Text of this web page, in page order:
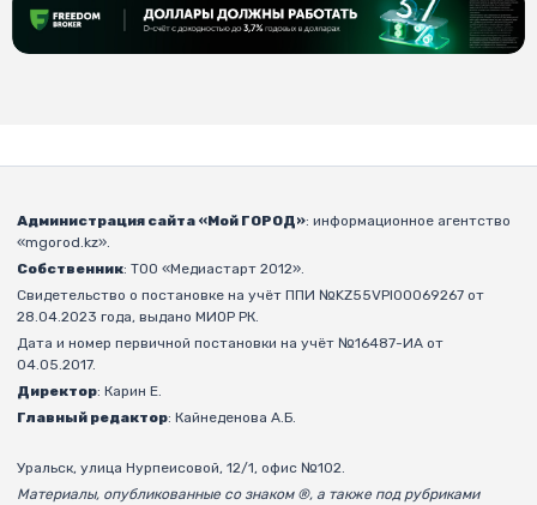
Администрация сайта «Мой ГОРОД»: информационное агентство
«mgorod.kz».
Собственник: ТОО «Медиастарт 2012».
Свидетельство о постановке на учёт ППИ №KZ55VPI00069267 от
28.04.2023 года, выдано МИОР РК.
Дата и номер первичной постановки на учёт №16487-ИА от
04.05.2017.
Директор: Карин Е.
Главный редактор: Кайнеденова А.Б.
Уральск, улица Нурпеисовой, 12/1, офис №102.
Материалы, опубликованные со знаком ®, а также под рубриками